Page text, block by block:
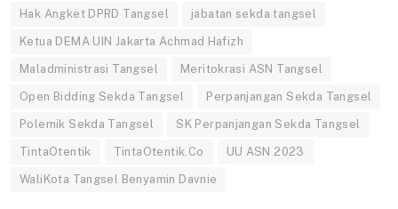
Hak Angket DPRD Tangsel jabatan sekda tangsel
Ketua DEMA UIN Jakarta Achmad Hafizh
Maladministrasi Tangsel Meritokrasi ASN Tangsel
Open Bidding Sekda Tangsel Perpanjangan Sekda Tangsel
Polemik Sekda Tangsel SK Perpanjangan Sekda Tangsel
TintaOtentik TintaOtentik.Co UU ASN 2023
WaliKota Tangsel Benyamin Davnie